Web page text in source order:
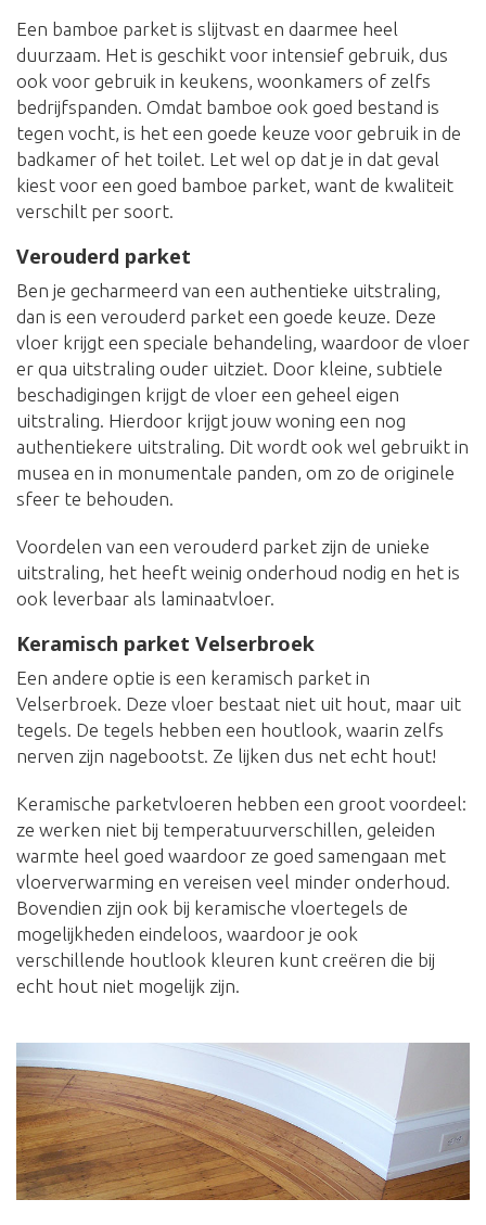
Een bamboe parket is slijtvast en daarmee heel
duurzaam. Het is geschikt voor intensief gebruik, dus
ook voor gebruik in keukens, woonkamers of zelfs
bedrijfspanden. Omdat bamboe ook goed bestand is
tegen vocht, is het een goede keuze voor gebruik in de
badkamer of het toilet. Let wel op dat je in dat geval
kiest voor een goed bamboe parket, want de kwaliteit
verschilt per soort.
Verouderd parket
Ben je gecharmeerd van een authentieke uitstraling,
dan is een verouderd parket een goede keuze. Deze
vloer krijgt een speciale behandeling, waardoor de vloer
er qua uitstraling ouder uitziet. Door kleine, subtiele
beschadigingen krijgt de vloer een geheel eigen
uitstraling. Hierdoor krijgt jouw woning een nog
authentiekere uitstraling. Dit wordt ook wel gebruikt in
musea en in monumentale panden, om zo de originele
sfeer te behouden.
Voordelen van een verouderd parket zijn de unieke
uitstraling, het heeft weinig onderhoud nodig en het is
ook leverbaar als laminaatvloer.
Keramisch parket Velserbroek
Een andere optie is een keramisch parket in
Velserbroek. Deze vloer bestaat niet uit hout, maar uit
tegels. De tegels hebben een houtlook, waarin zelfs
nerven zijn nagebootst. Ze lijken dus net echt hout!
Keramische parketvloeren hebben een groot voordeel:
ze werken niet bij temperatuurverschillen, geleiden
warmte heel goed waardoor ze goed samengaan met
vloerverwarming en vereisen veel minder onderhoud.
Bovendien zijn ook bij keramische vloertegels de
mogelijkheden eindeloos, waardoor je ook
verschillende houtlook kleuren kunt creëren die bij
echt hout niet mogelijk zijn.